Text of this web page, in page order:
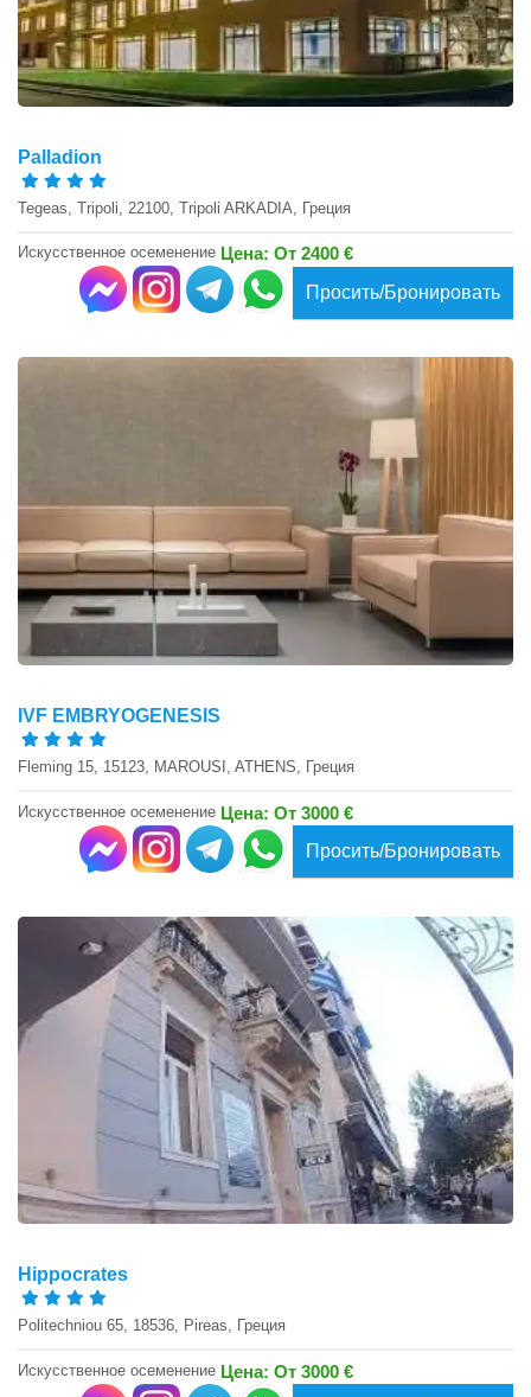
Palladion
Tegeas, Tripoli, 22100, Tripoli ARKADIA, Греция
Искусственное осеменение Цена: От 2400 €
Просить/Бронировать
IVF EMBRYOGENESIS
Fleming 15, 15123, MAROUSI, ATHENS, Греция
Искусственное осеменение Цена: От 3000 €
Просить/Бронировать
Hippocrates
Politechniou 65, 18536, Pireas, Греция
Искусственное осеменение Цена: От 3000 €